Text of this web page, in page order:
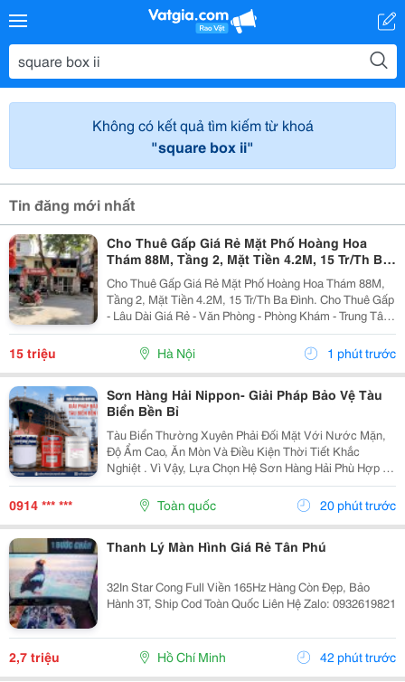
Không có kết quả tìm kiếm từ khoá
"square box ii"
Tin đăng mới nhất
Cho Thuê Gấp Giá Rẻ Mặt Phố Hoàng Hoa
Thám 88M, Tầng 2, Mặt Tiền 4.2M, 15 Tr/Th Ba
Đình.
Cho Thuê Gấp Giá Rẻ Mặt Phố Hoàng Hoa Thám 88M,
Tầng 2, Mặt Tiền 4.2M, 15 Tr/Th Ba Đình. Cho Thuê Gấp
- Lâu Dài Giá Rẻ - Văn Phòng - Phòng Khám - Trung Tâm
Văn Hóa - Gia Đình Ở - Thang Máy - Có Chỗ Để Xe Máy.
Mô Tả: + Cho Thuê Gấp, Giá Rẻ, Lâu Dài...
15 triệu Hà Nội 1 phút trước
Sơn Hàng Hải Nippon- Giải Pháp Bảo Vệ Tàu
Biển Bền Bỉ
Tàu Biển Thường Xuyên Phải Đối Mặt Với Nước Mặn,
Độ Ẩm Cao, Ăn Mòn Và Điều Kiện Thời Tiết Khắc
Nghiệt . Vì Vậy, Lựa Chọn Hệ Sơn Hàng Hải Phù Hợp Là
Yếu Tố Quan Trọng Giúp Bảo Vệ Bề Mặt Và Nâng Cao
Độ Bền Công Trình. Sơn Hàng Hải Nippon Được Ứng...
0914 *** *** Toàn quốc 20 phút trước
Thanh Lý Màn Hình Giá Rẻ Tân Phú
32In Star Cong Full Viền 165Hz Hàng Còn Đẹp, Bảo
Hành 3T, Ship Cod Toàn Quốc Liên Hệ Zalo: 0932619821
2,7 triệu Hồ Chí Minh 42 phút trước